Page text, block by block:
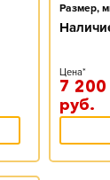
Размер,
Цена*
7 200
руб.